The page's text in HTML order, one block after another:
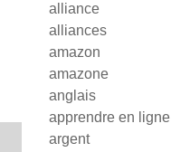
alliance
alliances
amazon
amazone
anglais
apprendre en ligne
argent